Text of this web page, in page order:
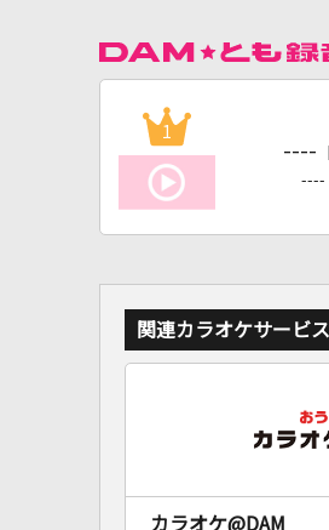
1
----
----
関連カラオケサービス
カラオケ@DAM